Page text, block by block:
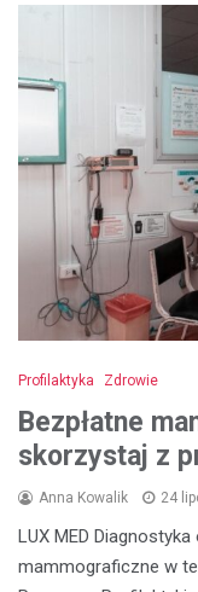
Profilaktyka Zdrowie
Bezpłatne
skorzystaj z
Anna Kowalik 24
LUX MED
mammograficzne w